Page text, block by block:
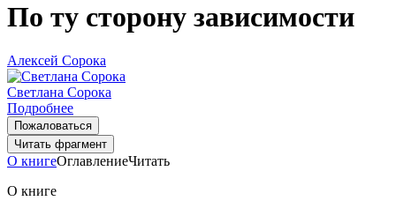
По ту сторону зависимости
Алексей Сорока
Светлана Сорока
Подробнее
Пожаловаться
Читать фрагмент
О книгеОглавлениеЧитать
О книге